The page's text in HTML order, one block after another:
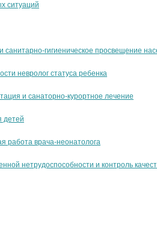
ситуаций
гигиеническое просвещение
невролог статуса ребенка
и санаторно-курортное лечение
детей
работа врача-неонатолога
нетрудоспособности и контроль